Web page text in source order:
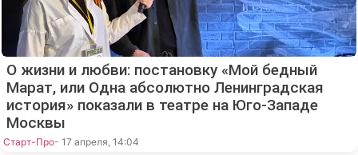
О жизни и любви: постановку «Мой бедный
Марат, или Одна абсолютно Ленинградская
история» показали в театре на Юго-Западе
Москвы
Старт-Про- 17 апреля, 14:04